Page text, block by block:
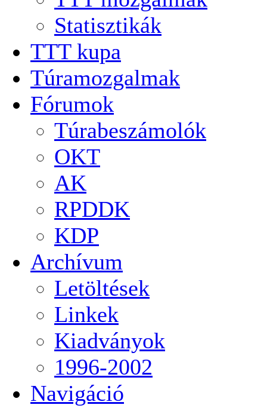
Statisztikák
TTT kupa
Túramozgalmak
Fórumok
Túrabeszámolók
OKT
AK
RPDDK
KDP
Archívum
Letöltések
Linkek
Kiadványok
1996-2002
Navigáció